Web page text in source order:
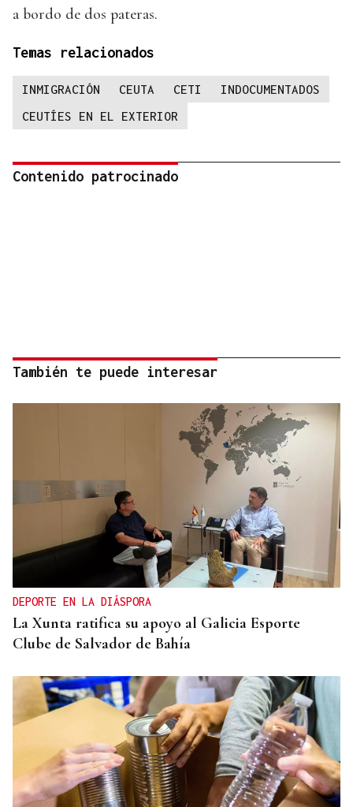
a bordo de dos pateras.
Temas relacionados
INMIGRACIÓN CEUTA CETI
INDOCUMENTADOS
CEUTÍES EN EL EXTERIOR
Contenido patrocinado
También te puede interesar
DEPORTE EN LA DIÁSPORA
La Xunta ratifica su apoyo al Galicia Esporte
Clube de Salvador de Bahía